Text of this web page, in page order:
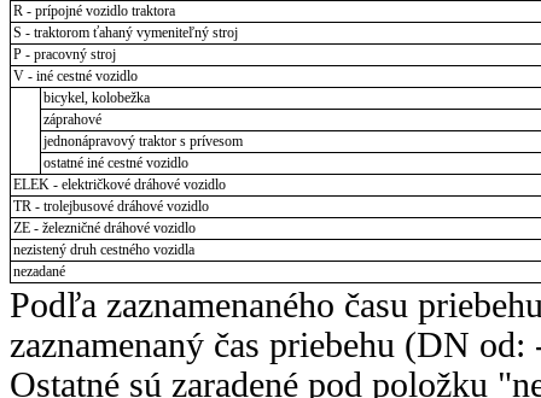
R - prípojné vozidlo traktora
S - traktorom ťahaný vymeniteľný stroj
P - pracovný stroj
V - iné cestné vozidlo
bicykel, kolobežka
záprahové
jednonápravový traktor s prívesom
ostatné iné cestné vozidlo
ELEK - električkové dráhové vozidlo
TR - trolejbusové dráhové vozidlo
ZE - železničné dráhové vozidlo
nezistený druh cestného vozidla
nezadané
Podľa zaznamenaného času
zaznamenaný čas priebehu (DN
Ostatné sú zaradené pod položku